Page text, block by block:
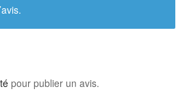
pour publier un avis.